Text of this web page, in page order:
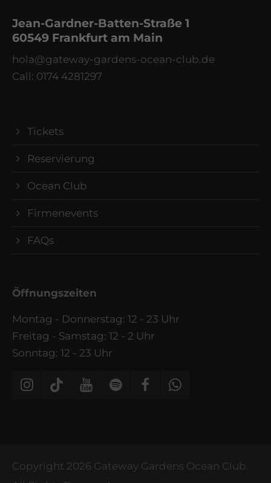
Jean-Gardner-Batten-Straße 1
60549 Frankfurt am Main
hola@gateway-gardens-ocean-club.de
Call: 0174 4281297
Tickets
Reservierung
Ocean Club
Firmenevents
FAQs
Öffnungszeiten
Montag - Donnerstag: 12 - 23 Uhr
Freitag - Samstag: 12 - 2 Uhr
Sonntag: 12 - 23 Uhr
Copyright 2026 Gateway Gardens Ocean Club.